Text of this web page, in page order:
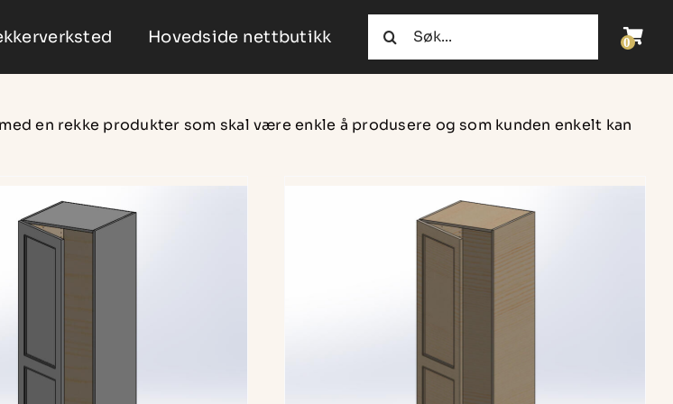
Hovedside nettbutikk
Søk
en rekke produkter som skal være enkle å produsere og som kunden enkelt kan